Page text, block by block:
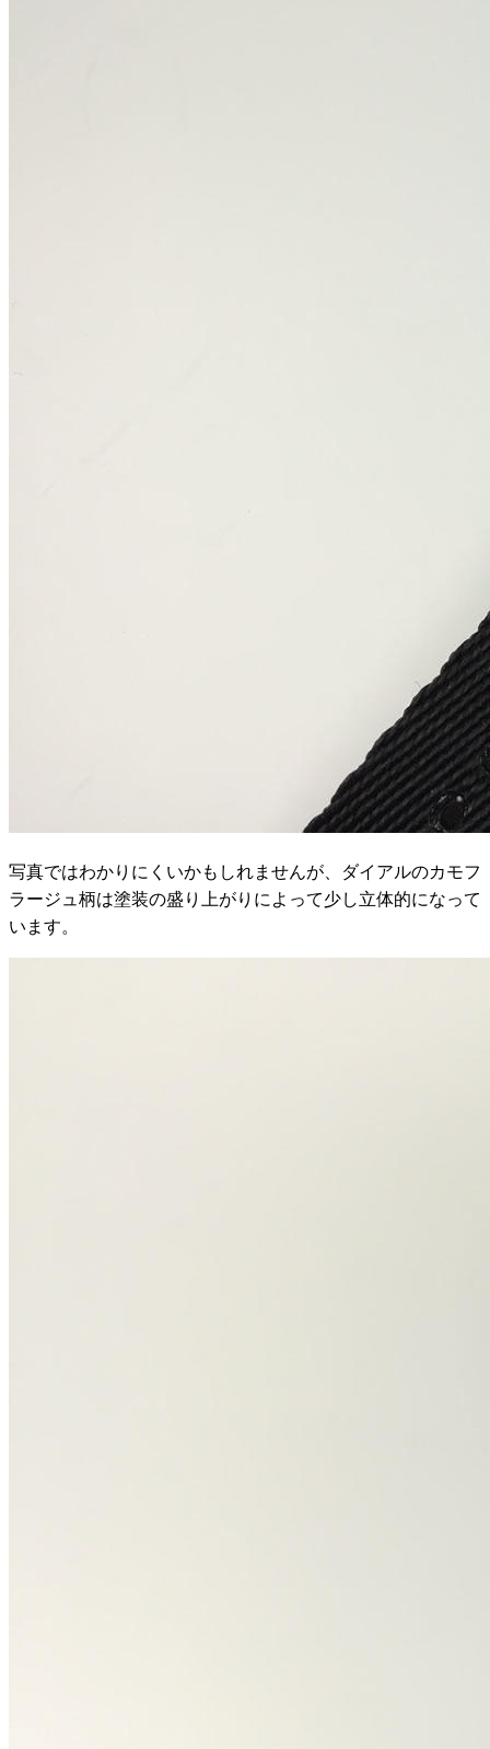
写真ではわかりにくいかもしれませんが、ダイアルのカモフ
ラージュ柄は塗装の盛り上がりによって少し立体的になって
います。